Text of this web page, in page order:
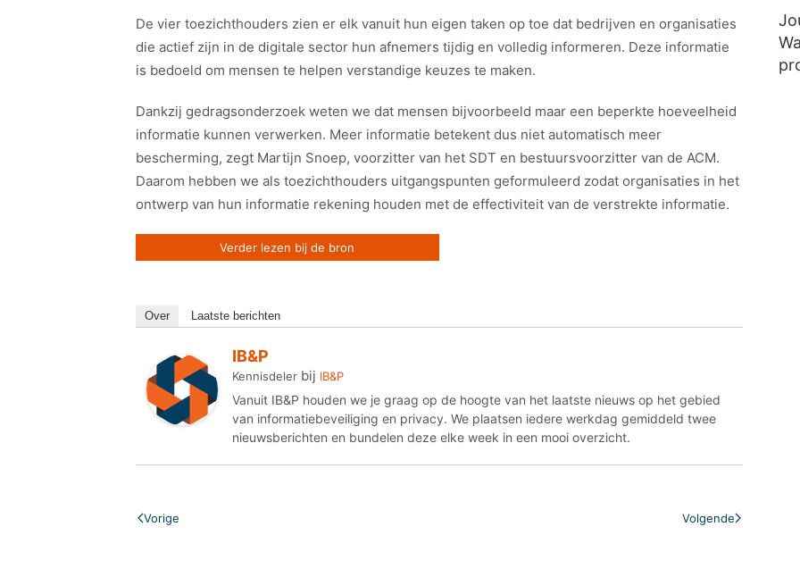
De vier toezichthouders zien er elk vanuit hun eigen taken op toe dat bedrijven en organisaties
die actief zijn in de digitale sector hun afnemers tijdig en volledig informeren. Deze informatie
is bedoeld om mensen te helpen verstandige keuzes te maken.
Dankzij gedragsonderzoek weten we dat mensen bijvoorbeeld maar een beperkte hoeveelheid
informatie kunnen verwerken. Meer informatie betekent dus niet automatisch meer
bescherming, zegt Martijn Snoep, voorzitter van het SDT en bestuursvoorzitter van de ACM.
Daarom hebben we als toezichthouders uitgangspunten geformuleerd zodat organisaties in het
ontwerp van hun informatie rekening houden met de effectiviteit van de verstrekte informatie.
Verder lezen bij de bron
Over Laatste berichten
IB&P
Kennisdeler bij IB&P
Vanuit IB&P houden we je graag op de hoogte van het laatste nieuws op het gebied
van informatiebeveiliging en privacy. We plaatsen iedere werkdag gemiddeld twee
nieuwsberichten en bundelen deze elke week in een mooi overzicht.
Vorige Volgende